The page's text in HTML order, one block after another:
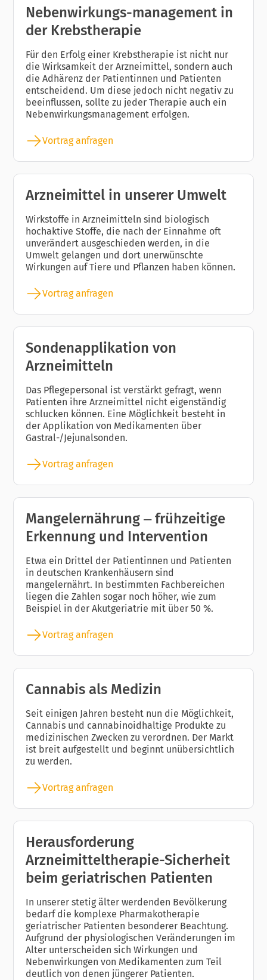
Nebenwirkungs-management in
der Krebstherapie
Für den Erfolg einer Krebstherapie ist nicht nur
die Wirksamkeit der Arzneimittel, sondern auch
die Adhärenz der Patientinnen und Patienten
entscheidend. Um diese jedoch nicht negativ zu
beeinflussen, sollte zu jeder Therapie auch ein
Nebenwirkungsmanagement erfolgen.
Vortrag anfragen
Arzneimittel in unserer Umwelt
Wirkstoffe in Arzneimitteln sind biologisch
hochaktive Stoffe, die nach der Einnahme oft
unverändert ausgeschieden werden, in die
Umwelt gelangen und dort unerwünschte
Wirkungen auf Tiere und Pflanzen haben können.
Vortrag anfragen
Sondenapplikation von
Arzneimitteln
Das Pflegepersonal ist verstärkt gefragt, wenn
Patienten ihre Arzneimittel nicht eigenständig
schlucken können. Eine Möglichkeit besteht in
der Applikation von Medikamenten über
Gastral-/Jejunalsonden.
Vortrag anfragen
Mangelernährung – frühzeitige
Erkennung und Intervention
Etwa ein Drittel der Patientinnen und Patienten
in deutschen Krankenhäusern sind
mangelernährt. In bestimmten Fachbereichen
liegen die Zahlen sogar noch höher, wie zum
Beispiel in der Akutgeriatrie mit über 50 %.
Vortrag anfragen
Cannabis als Medizin
Seit einigen Jahren besteht nun die Möglichkeit,
Cannabis und cannabinoidhaltige Produkte zu
medizinischen Zwecken zu verordnen. Der Markt
ist breit aufgestellt und beginnt unübersichtlich
zu werden.
Vortrag anfragen
Herausforderung
Arzneimitteltherapie-Sicherheit
beim geriatrischen Patienten
In unserer stetig älter werdenden Bevölkerung
bedarf die komplexe Pharmakotherapie
geriatrischer Patienten besonderer Beachtung.
Aufgrund der physiologischen Veränderungen im
Alter unterscheiden sich Wirkungen und
Nebenwirkungen von Medikamenten zum Teil
deutlich von denen jüngerer Patienten.